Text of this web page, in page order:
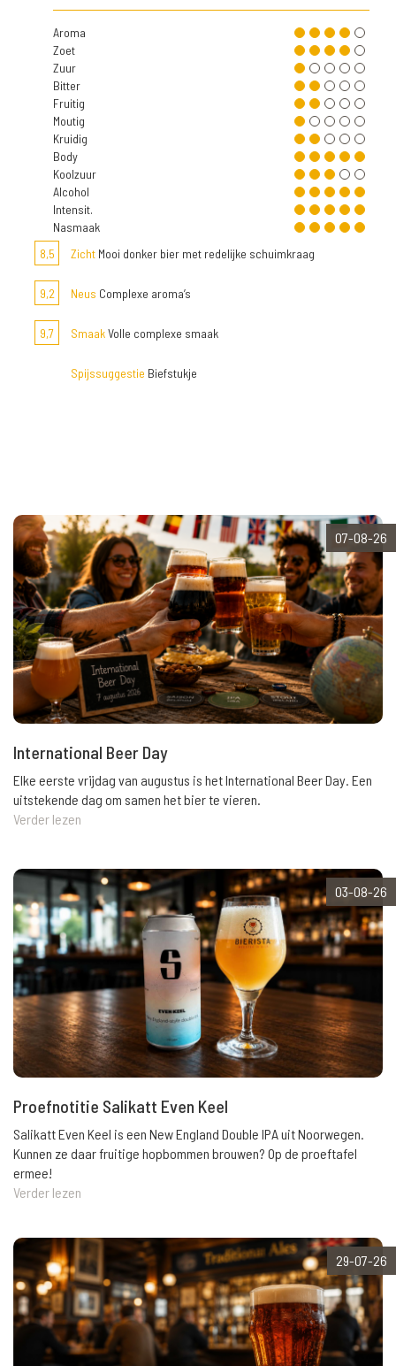
Aroma
Zoet
Zuur
Bitter
Fruitig
Moutig
Kruidig
Body
Koolzuur
Alcohol
Intensit.
Nasmaak
8,5
Zicht Mooi donker bier met redelijke schuimkraag
9,2 Neus Complexe aroma’s
9,7 SmaakVolle complexe smaak
Spijssuggestie Biefstukje
07-08-26
International Beer Day
Elke eerste vrijdag van augustus is het International Beer Day. Een
uitstekende dag om samen het bier te vieren.
Verder lezen
03-08-26
Proefnotitie Salikatt Even Keel
Salikatt Even Keel is een New England Double IPA uit Noorwegen.
Kunnen ze daar fruitige hopbommen brouwen? Op de proeftafel
ermee!
Verder lezen
29-07-26